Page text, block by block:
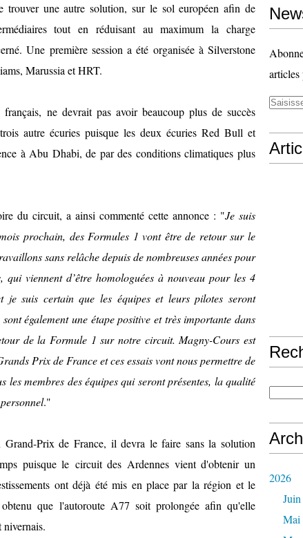
trouver une autre solution, sur le sol européen afin de
tout en réduisant au maximum la charge
Une première session a été organisée à Silverstone
Marussia et HRT.
ne devrait pas avoir beaucoup plus de succès
autre écuries puisque les deux écuries Red Bull et
à Abu Dhabi, de par des conditions climatiques plus
du circuit, a ainsi commenté cette annonce : "Je suis
prochain, des Formules 1 vont être de retour sur le
sans relâche depuis de nombreuses années pour
qui viennent d’être homologuées à nouveau pour les 4
je suis certain que les équipes et leurs pilotes seront
également une étape positive et très importante dans
de la Formule 1 sur notre circuit. Magny-Cours est
Prix de France et ces essais vont nous permettre de
les membres des équipes qui seront présentes, la qualité
."
Prix de France, il devra le faire sans la solution
puisquele circuit des Ardennes vient d'obtenir un
ont déjà été mis en place par la région et le
que l'autoroute A77 soit prolongéeafin qu'elle
articles
2026
Juin
Mai